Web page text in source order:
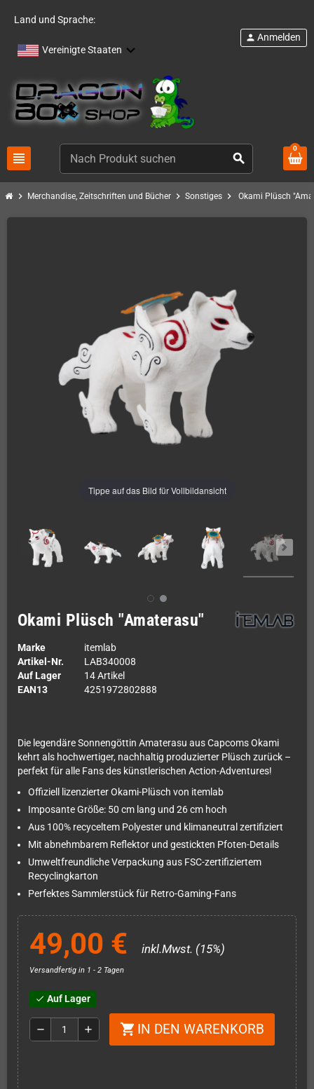
Land und Sprache:
Vereinigte Staaten
view_headline search
person Anmelden
0
chevron_right Merchandise, Zeitschriften und Bücher chevron_right Sonstiges chevron_right Okami Plüsch
Tippe auf das Bild für Vollbildansicht
Okami Plüsch "Amaterasu"
Marke
itemlab
Artikel-Nr.
LAB340008
Auf Lager
14 Artikel
EAN13
4251972802888
Die legendäre Sonnengöttin Amaterasu aus Capcoms Okami
kehrt als hochwertiger, nachhaltig produzierter Plüsch zurück –
perfekt für alle Fans des künstlerischen Action-Adventures!
Offiziell lizenzierter Okami-Plüsch von itemlab
Imposante Größe: 50 cm lang und 26 cm hoch
Aus 100% recyceltem Polyester und klimaneutral zertifiziert
Mit abnehmbarem Reflektor und gestickten Pfoten-Details
Umweltfreundliche Verpackung aus FSC-zertifiziertem
Recyclingkarton
Perfektes Sammlerstück für Retro-Gaming-Fans
49,00 € inkl.Mwst. (15%)
Versandfertig in 1 - 2 Tagen
check Auf Lager
remove add shopping_cart IN DEN WARENKORB